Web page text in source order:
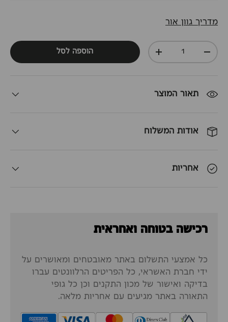
מדריך גוון אור
כמות
-
+ הוספה לסל
תאור המוצר
אודות המשלוח
אחריות
רכישה בטוחה ואחראית
כל אמצעי התשלום באתר מאובטחים ומאושרים על
ידי חברת האשראי, כל הפריטים הרלוונטים עברו
בדיקה ואישור של מכון התקנים וכן כל גופי
התאורה באתר מגיעים עם אחריות מלאה.